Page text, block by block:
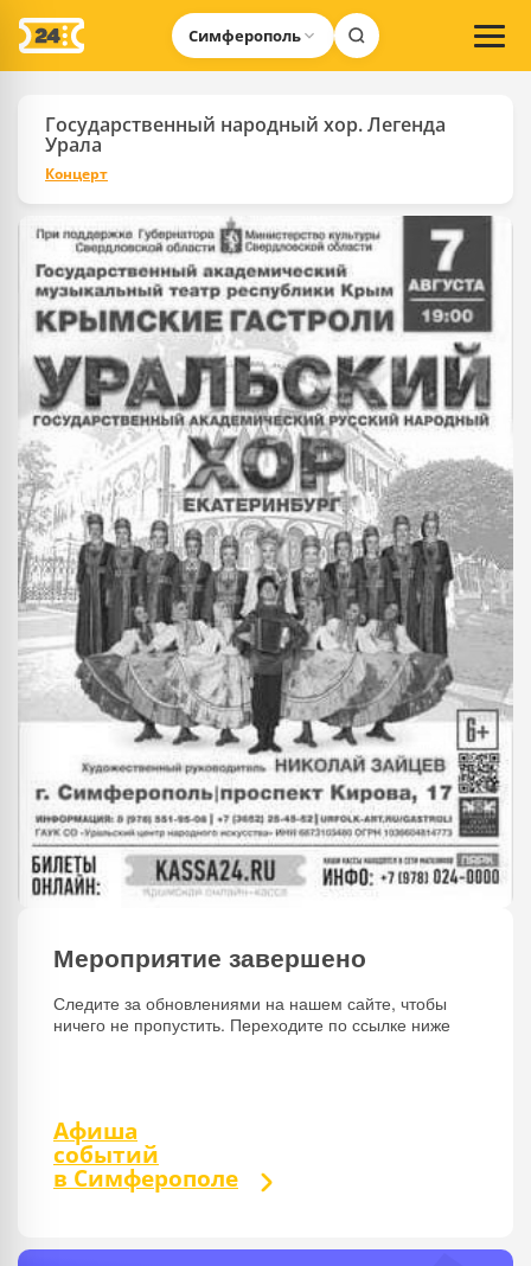
Симферополь
Государственный народный хор. Легенда
Урала
Концерт
Мероприятие завершено
Следите за обновлениями на нашем сайте, чтобы
ничего не пропустить. Переходите по ссылке ниже
Афиша
событий
в Симферополе